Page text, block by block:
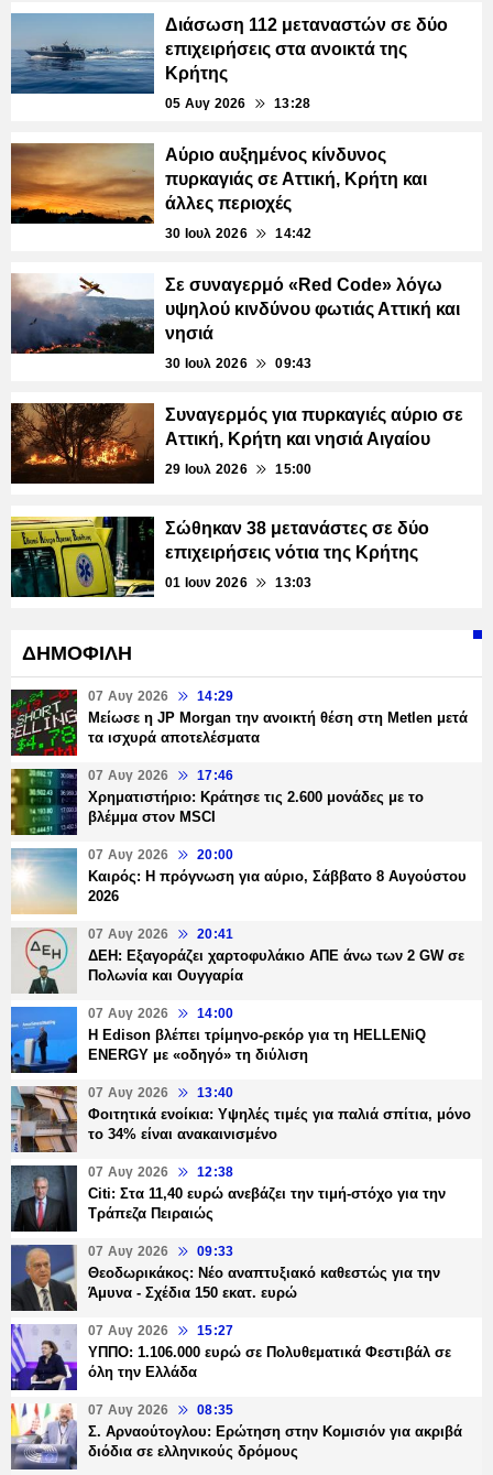
Διάσωση 112 μεταναστών σε δύο
επιχειρήσεις στα ανοικτά της
Κρήτης
05 Αυγ 2026 13:28
Αύριο αυξημένος κίνδυνος
πυρκαγιάς σε Αττική, Κρήτη και
άλλες περιοχές
30 Ιουλ 2026 14:42
Σε συναγερμό «Red Code» λόγω
υψηλού κινδύνου φωτιάς Αττική και
νησιά
30 Ιουλ 2026 09:43
Συναγερμός για πυρκαγιές αύριο σε
Αττική, Κρήτη και νησιά Αιγαίου
29 Ιουλ 2026 15:00
Σώθηκαν 38 μετανάστες σε δύο
επιχειρήσεις νότια της Κρήτης
01 Ιουν 2026 13:03
ΔΗΜΟΦΙΛΗ
07 Αυγ 2026 14:29
Μείωσε η JP Morgan την ανοικτή θέση στη Metlen μετά
τα ισχυρά αποτελέσματα
07 Αυγ 2026 17:46
Χρηματιστήριο: Κράτησε τις 2.600 μονάδες με το
βλέμμα στον MSCI
07 Αυγ 2026 20:00
Καιρός: Η πρόγνωση για αύριο, Σάββατο 8 Αυγούστου
2026
07 Αυγ 2026 20:41
ΔΕΗ: Εξαγοράζει χαρτοφυλάκιο ΑΠΕ άνω των 2 GW σε
Πολωνία και Ουγγαρία
07 Αυγ 2026 14:00
Η Edison βλέπει τρίμηνο-ρεκόρ για τη HELLENiQ
ENERGY με «οδηγό» τη διύλιση
07 Αυγ 2026 13:40
Φοιτητικά ενοίκια: Υψηλές τιμές για παλιά σπίτια, μόνο
το 34% είναι ανακαινισμένο
07 Αυγ 2026 12:38
Citi: Στα 11,40 ευρώ ανεβάζει την τιμή-στόχο για την
Τράπεζα Πειραιώς
07 Αυγ 2026 09:33
Θεοδωρικάκος: Νέο αναπτυξιακό καθεστώς για την
Άμυνα - Σχέδια 150 εκατ. ευρώ
07 Αυγ 2026 15:27
ΥΠΠΟ: 1.106.000 ευρώ σε Πολυθεματικά Φεστιβάλ σε
όλη την Ελλάδα
07 Αυγ 2026 08:35
Σ. Αρναούτογλου: Ερώτηση στην Κομισιόν για ακριβά
διόδια σε ελληνικούς δρόμους